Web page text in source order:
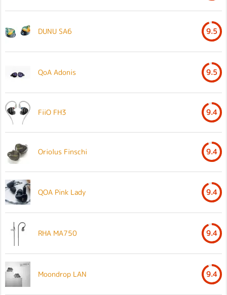
DUNU SA6 9.5
QoA Adonis 9.5
FiiO FH3 9.4
Oriolus Finschi 9.4
QOA Pink Lady 9.4
RHA MA750 9.4
Moondrop LAN 9.4